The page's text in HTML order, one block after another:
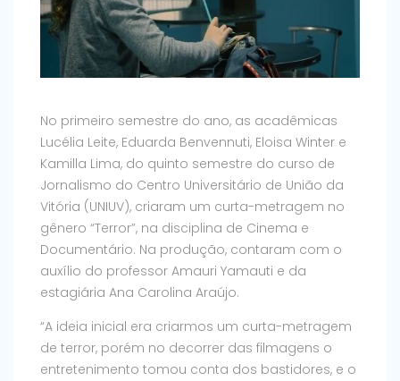
No primeiro semestre do ano, as acadêmicas
Lucélia Leite, Eduarda Benvennuti, Eloisa Winter e
Kamilla Lima, do quinto semestre do curso de
Jornalismo do Centro Universitário de União da
Vitória (UNIUV), criaram um curta-metragem no
gênero “Terror”, na disciplina de Cinema e
Documentário. Na produção, contaram com o
auxílio do professor Amauri Yamauti e da
estagiária Ana Carolina Araújo.
“A ideia inicial era criarmos um curta-metragem
de terror, porém no decorrer das filmagens o
entretenimento tomou conta dos bastidores, e o